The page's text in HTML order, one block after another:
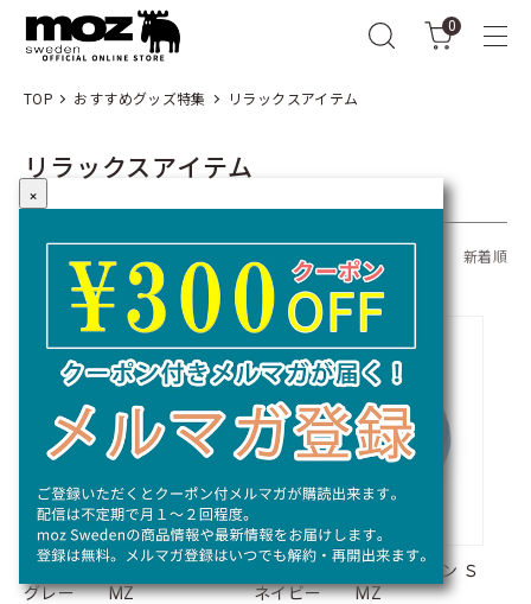
0
TOP おすすめグッズ特集 リラックスアイテム
リラックスアイテム
全41商品 おすすめ順 新着順
グレー MZ
まんまるドラムクッション Ｓ
ネイビー MZ
×